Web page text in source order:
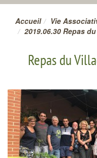
Accueil Vie
2019.06.30 Repas
Repas du